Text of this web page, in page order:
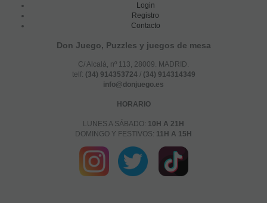
Login
Registro
Contacto
Don Juego, Puzzles y juegos de mesa
C/ Alcalá, nº 113, 28009. MADRID.
telf: (34) 914353724/ (34) 914314349
info@donjuego.es
HORARIO
LUNES A SÁBADO: 10H A 21H
DOMINGO Y FESTIVOS: 11H A 15H